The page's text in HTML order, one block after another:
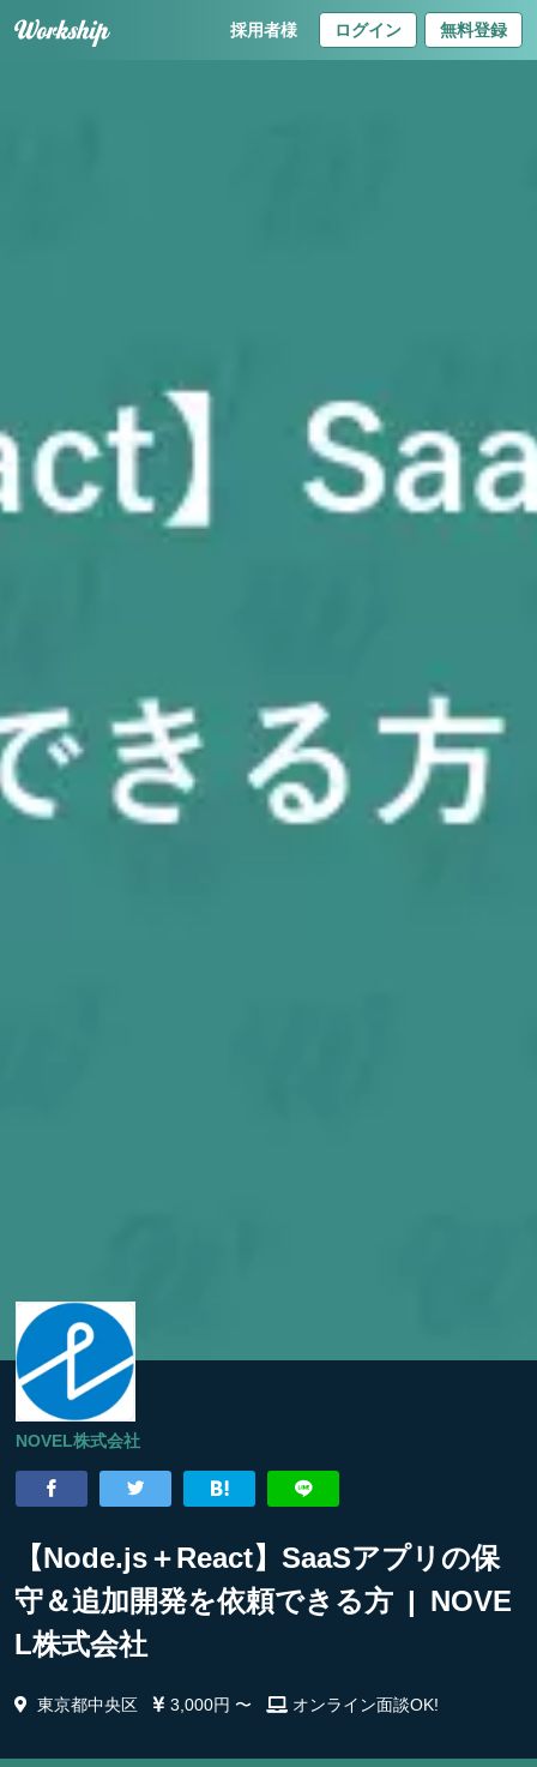
採用者様 ログイン 無料登録
NOVEL株式会社
【Node.js＋React】SaaSアプリの保
守＆追加開発を依頼できる方 | NOVE
L株式会社
東京都中央区 3,000円 〜 オンライン面談OK!